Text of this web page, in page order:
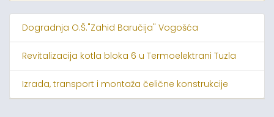
Dogradnja O.Š."Zahid Baručija" Vogošća
Revitalizacija kotla bloka 6 u Termoelektrani Tuzla
Izrada, transport i montaža čelične konstrukcije